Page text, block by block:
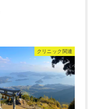
クリニック関連